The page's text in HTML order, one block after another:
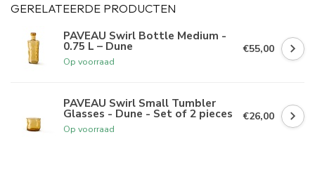
GERELATEERDE PRODUCTEN
PAVEAU Swirl Bottle Medium -
0.75 L – Dune
Op voorraad
€55,00
PAVEAU Swirl Small Tumbler
Glasses - Dune - Set of 2 pieces
Op voorraad
€26,00